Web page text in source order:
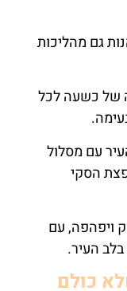
גם מהליכות
של כשעה לכל
עם מסלול
הסקי
ויפהפה, עם
העיר.
כולם